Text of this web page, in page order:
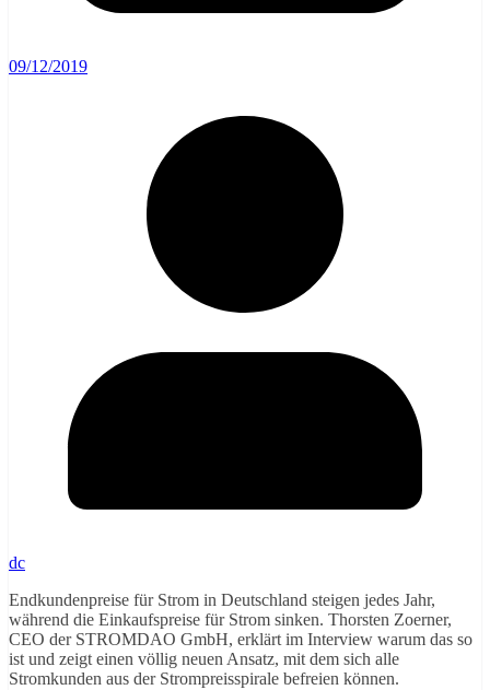
09/12/2019
dc
Endkundenpreise für Strom in Deutschland steigen jedes Jahr,
während die Einkaufspreise für Strom sinken. Thorsten Zoerner,
CEO der STROMDAO GmbH, erklärt im Interview warum das so
ist und zeigt einen völlig neuen Ansatz, mit dem sich alle
Stromkunden aus der Strompreisspirale befreien können.